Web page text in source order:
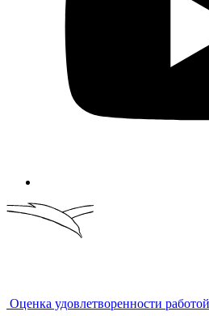
Оценка удовлетворенности